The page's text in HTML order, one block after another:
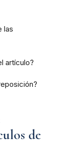
las
artículo?
de